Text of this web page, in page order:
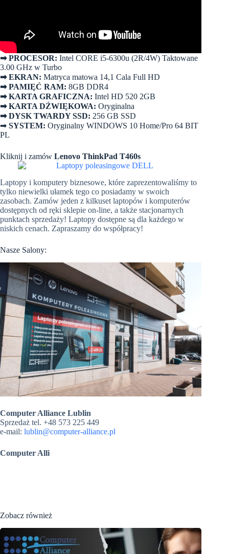
➡PROCESOR: Intel CORE i5-6300u (2R/4W) Taktowane
3.00 GHz w Turbo
➡EKRAN: Matryca matowa 14,1 Cala Full HD
➡PAMIĘĆ RAM: 8GB DDR4
➡KARTA GRAFICZNA: Intel HD 520 2GB
➡KARTA DŹWIĘKOWA: Oryginalna
➡DYSK TWARDY SSD: 256 GB SSD
➡ SYSTEM: Oryginalny WINDOWS 10 Home/Pro 64 BIT
PL
Kliknij i zamów Lenovo ThinkPad T460s
Laptopy i komputery biznesowe, które zaprezentowaliśmy to
tylko niewielki ułamek tego co posiadamy w swoich
zasobach. Zamów jeden z kilkuset laptopów i komputerów
dostępnych od ręki sklepie on-line, a także stacjonarnych
punktach sprzedaży! Laptopy dostępne są dla każdego w
niskich cenach. Zapraszamy do współpracy!
Nasze Salony:
Computer Alliance Lublin
Sprzedaż tel. +48 573 225 449
e-mail: lublin@computer-alliance.pl
Computer Alli
Zobacz również